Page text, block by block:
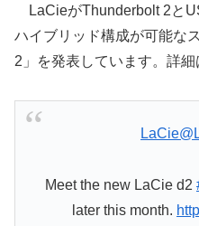
LaCieがThunderbolt 2と
ハイブリッド構成が可能な
2」を発表しています。詳細
LaCie
Meet the new LaCie d2
later this month.